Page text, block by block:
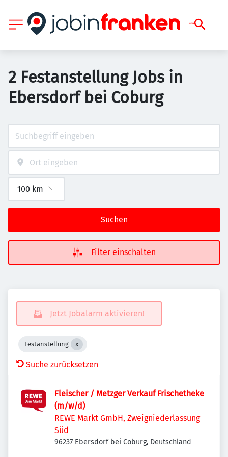
2 Festanstellung Jobs in
Ebersdorf bei Coburg
Suchen
Filter einschalten
Jetzt Jobalarm aktivieren!
Festanstellung
Suche zurücksetzen
Fleischer / Metzger Verkauf Frischetheke
(m/w/d)
REWE Markt GmbH, Zweigniederlassung
Süd
96237 Ebersdorf bei Coburg, Deutschland